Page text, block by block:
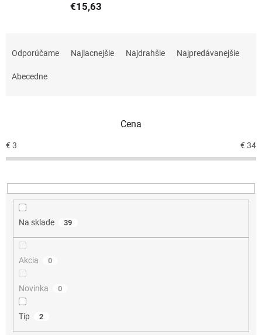
€15,63
r
o
u
k
Odporúčame Najlacnejšie Najdrahšie Najpredávanejšie
Abecedne
Cena
€ 3 € 34
Na sklade 39
Akcia 0
Novinka 0
Tip 2